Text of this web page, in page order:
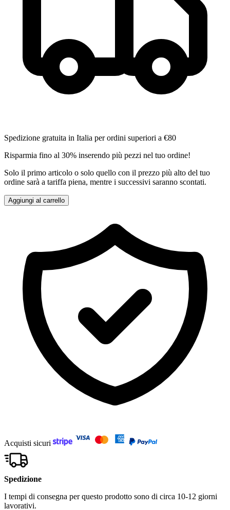
Spedizione gratuita in Italia per ordini superiori a €80
Risparmia fino al 30% inserendo più pezzi nel tuo ordine!
Solo il primo articolo o solo quello con il prezzo più alto del tuo
ordine sarà a tariffa piena, mentre i successivi saranno scontati.
Aggiungi al carrello
Acquisti sicuri
Spedizione
I tempi di consegna per questo prodotto sono di circa 10-12 giorni
lavorativi.